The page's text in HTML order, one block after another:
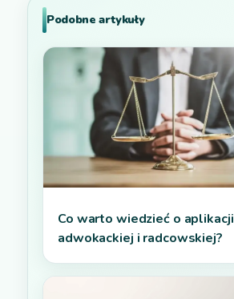
Podobne artykuły
Co warto wiedzieć o aplikacji
adwokackiej i radcowskiej?